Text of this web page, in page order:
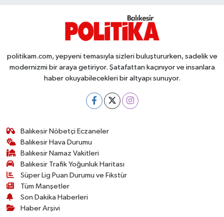
politikam.com, yepyeni temasıyla sizleri buluştururken, sadelik ve
modernizmi bir araya getiriyor. Şatafattan kaçınıyor ve insanlara
haber okuyabilecekleri bir altyapı sunuyor.
Balıkesir Nöbetçi Eczaneler
Balıkesir Hava Durumu
Balıkesir Namaz Vakitleri
Balıkesir Trafik Yoğunluk Haritası
Süper Lig Puan Durumu ve Fikstür
Tüm Manşetler
Son Dakika Haberleri
Haber Arşivi